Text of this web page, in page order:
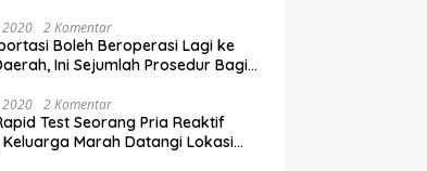
2020 2 Komentar
Boleh Beroperasi Lagi ke
Ini Sejumlah Prosedur Bagi
2020 2 Komentar
Test Seorang Pria Reaktif
Keluarga Marah Datangi Lokasi